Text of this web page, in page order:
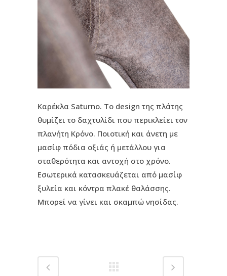
Καρέκλα Saturno. Το design της πλάτης
θυμίζει το δαχτυλίδι που περικλείει τον
πλανήτη Κρόνο. Ποιοτική και άνετη με
μασίφ πόδια οξιάς ή μετάλλου για
σταθερότητα και αντοχή στο χρόνο.
Εσωτερικά κατασκευάζεται από μασίφ
ξυλεία και κόντρα πλακέ θαλάσσης.
Μπορεί να γίνει και σκαμπώ νησίδας.